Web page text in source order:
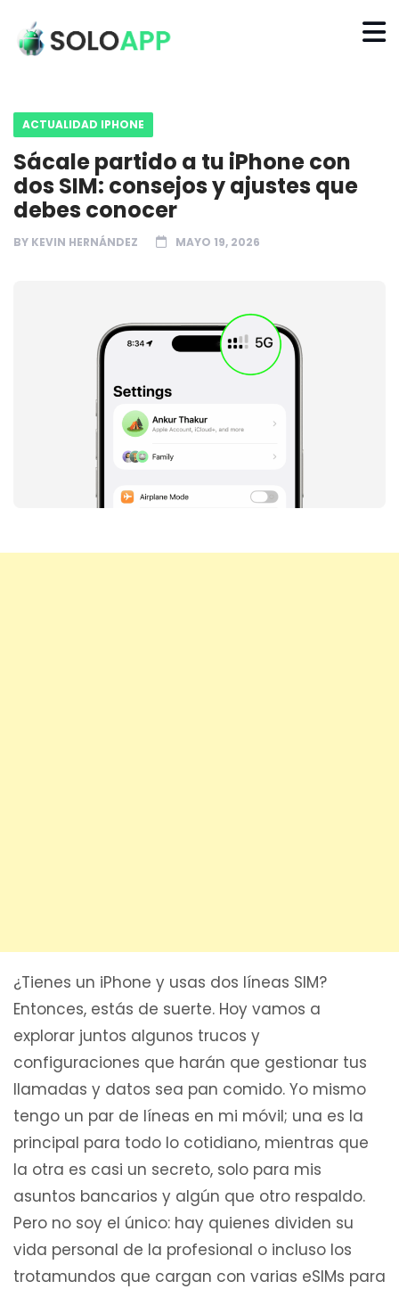
ACTUALIDAD IPHONE
Sácale partido a tu iPhone con
dos SIM: consejos y ajustes que
debes conocer
BY KEVIN HERNÁNDEZ MAYO 19, 2026
¿Tienes un iPhone y usas dos líneas SIM?
Entonces, estás de suerte. Hoy vamos a
explorar juntos algunos trucos y
configuraciones que harán que gestionar tus
llamadas y datos sea pan comido. Yo mismo
tengo un par de líneas en mi móvil; una es la
principal para todo lo cotidiano, mientras que
la otra es casi un secreto, solo para mis
asuntos bancarios y algún que otro respaldo.
Pero no soy el único: hay quienes dividen su
vida personal de la profesional o incluso los
trotamundos que cargan con varias eSIMs para